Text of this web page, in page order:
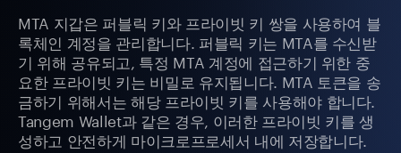
MTA 지갑은 퍼블릭 키와 프라이빗 키 쌍을 사용하여 블
록체인 계정을 관리합니다. 퍼블릭 키는 MTA를 수신받
기 위해 공유되고, 특정 MTA 계정에 접근하기 위한 중
요한 프라이빗 키는 비밀로 유지됩니다. MTA 토큰을 송
금하기 위해서는 해당 프라이빗 키를 사용해야 합니다.
Tangem Wallet과 같은 경우, 이러한 프라이빗 키를 생
성하고 안전하게 마이크로프로세서 내에 저장합니다.